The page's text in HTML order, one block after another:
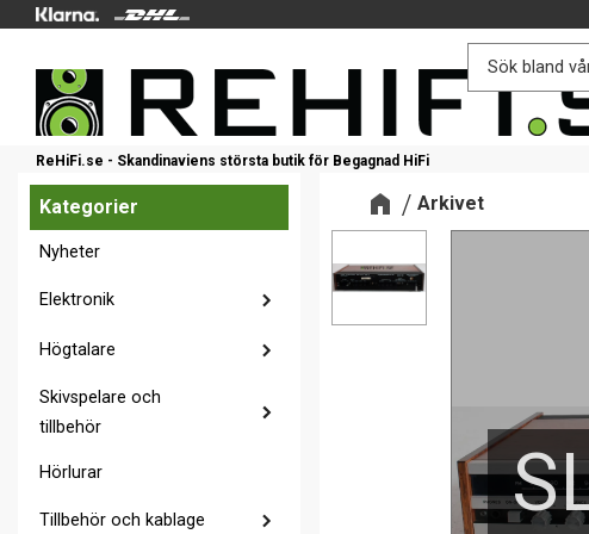
ReHiFi.se - Skandinaviens största butik för Begagnad HiFi
Arkivet
Kategorier
Nyheter
Elektronik
Högtalare
Skivspelare och
tillbehör
Hörlurar
Tillbehör och kablage